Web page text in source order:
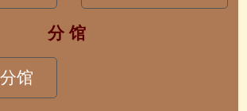
分 馆
馆